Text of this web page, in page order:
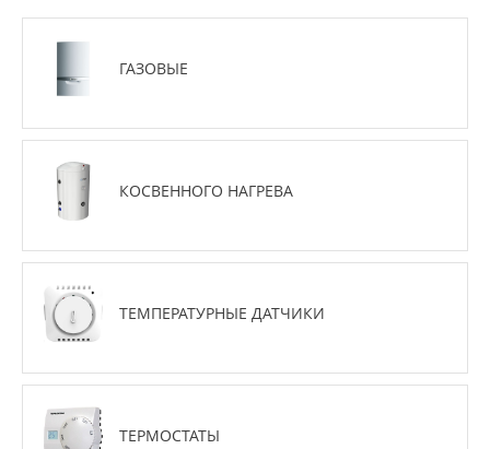
ГАЗОВЫЕ
КОСВЕННОГО НАГРЕВА
ТЕМПЕРАТУРНЫЕ ДАТЧИКИ
ТЕРМОСТАТЫ